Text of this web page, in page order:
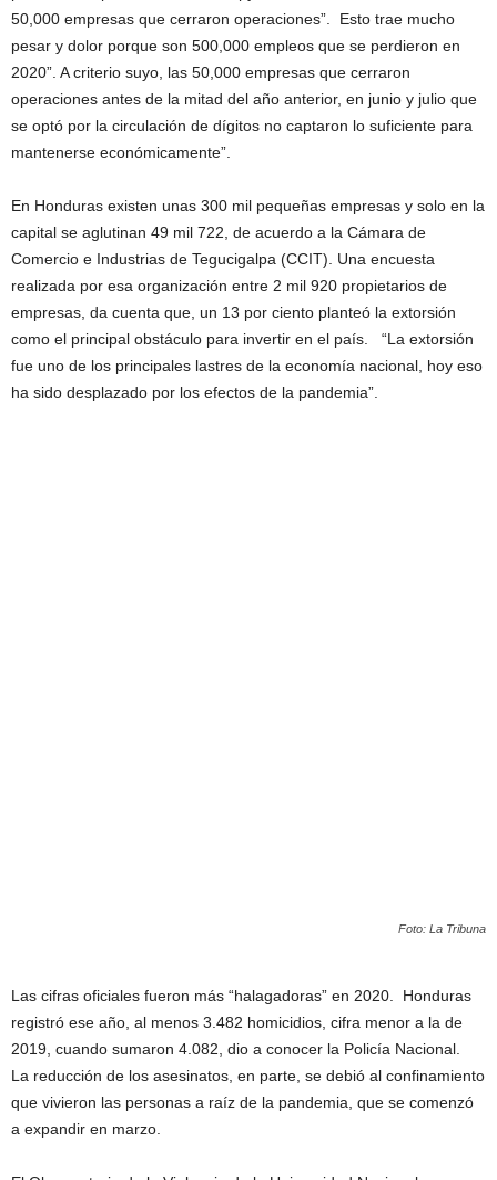
50,000 empresas que cerraron operaciones”. Esto trae mucho
pesar y dolor porque son 500,000 empleos que se perdieron en
2020”. A criterio suyo, las 50,000 empresas que cerraron
operaciones antes de la mitad del año anterior, en junio y julio que
se optó por la circulación de dígitos no captaron lo suficiente para
mantenerse económicamente”.
En Honduras existen unas 300 mil pequeñas empresas y solo en la
capital se aglutinan 49 mil 722, de acuerdo a la Cámara de
Comercio e Industrias de Tegucigalpa (CCIT). Una encuesta
realizada por esa organización entre 2 mil 920 propietarios de
empresas, da cuenta que, un 13 por ciento planteó la extorsión
como el principal obstáculo para invertir en el país. “La extorsión
fue uno de los principales lastres de la economía nacional, hoy eso
ha sido desplazado por los efectos de la pandemia”.
Foto: La Tribuna
Las cifras oficiales fueron más “halagadoras” en 2020. Honduras
registró ese año, al menos 3.482 homicidios, cifra menor a la de
2019, cuando sumaron 4.082, dio a conocer la Policía Nacional.
La reducción de los asesinatos, en parte, se debió al confinamiento
que vivieron las personas a raíz de la pandemia, que se comenzó
a expandir en marzo.